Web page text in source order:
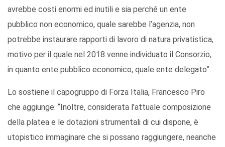
avrebbe costi enormi ed inutili e sia perché un ente
pubblico non economico, quale sarebbe l’agenzia, non
potrebbe instaurare rapporti di lavoro di natura privatistica,
motivo per il quale nel 2018 venne individuato il Consorzio,
in quanto ente pubblico economico, quale ente delegato”.
Lo sostiene il capogruppo di Forza Italia, Francesco Piro
che aggiunge: “Inoltre, considerata l’attuale composizione
della platea e le dotazioni strumentali di cui dispone, è
utopistico immaginare che si possano raggiungere, neanche